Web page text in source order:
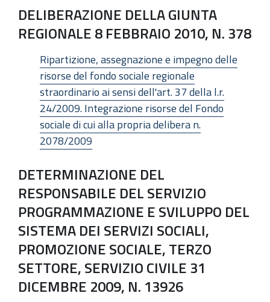
DELIBERAZIONE DELLA GIUNTA
REGIONALE 8 FEBBRAIO 2010, N. 378
Ripartizione, assegnazione e impegno delle
risorse del fondo sociale regionale
straordinario ai sensi dell'art. 37 della l.r.
24/2009. Integrazione risorse del Fondo
sociale di cui alla propria delibera n.
2078/2009
DETERMINAZIONE DEL
RESPONSABILE DEL SERVIZIO
PROGRAMMAZIONE E SVILUPPO DEL
SISTEMA DEI SERVIZI SOCIALI,
PROMOZIONE SOCIALE, TERZO
SETTORE, SERVIZIO CIVILE 31
DICEMBRE 2009, N. 13926